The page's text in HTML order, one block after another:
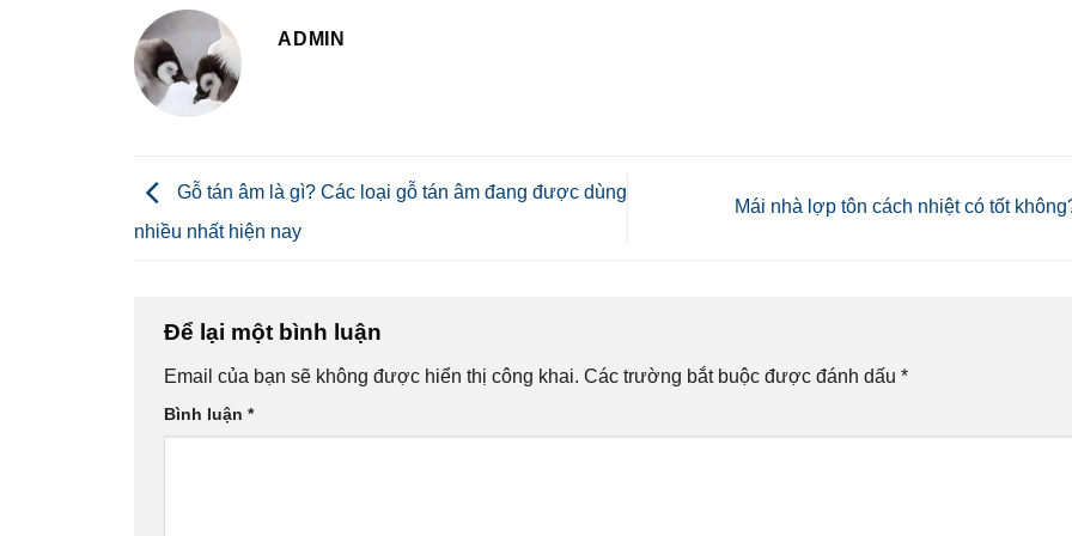
ADMIN
Gỗ tán âm là gì? Các loại gỗ tán âm đang được dùng
nhiều nhất hiện nay
Mái nhà lợp tôn cách nhiệt có tốt
Để lại một bình luận
Email của bạn sẽ không được hiển thị công khai. Các trường bắt buộc được đánh dấu *
Bình luận *